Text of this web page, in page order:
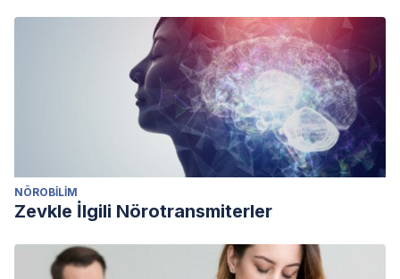
NÖROBILIM
Zevkle İlgili Nörotransmiterler